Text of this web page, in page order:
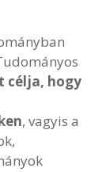
célja, hogy
, vagyis a